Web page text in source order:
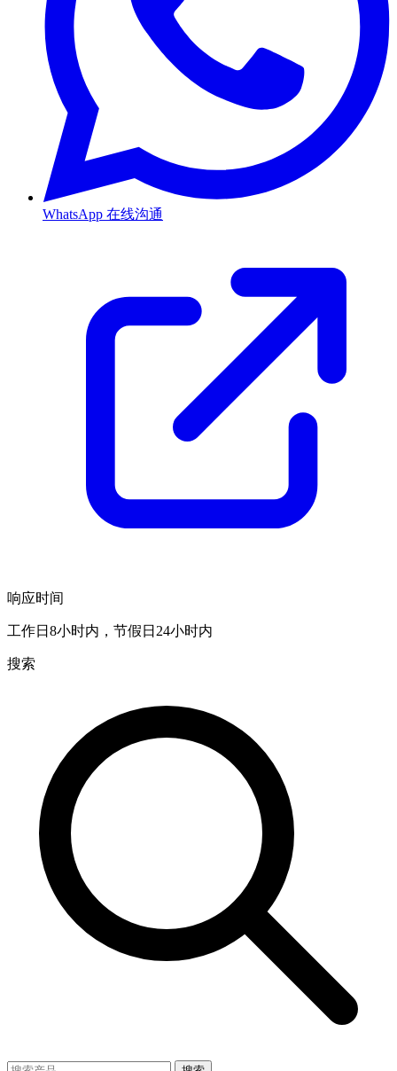
WhatsApp 在线沟通
响应时间
工作日8小时内，节假日24小时内
搜索